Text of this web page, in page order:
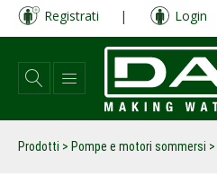
Salta
contenuto
principale
Registrati | Login
Prodotti > Pompe e motori sommersi >